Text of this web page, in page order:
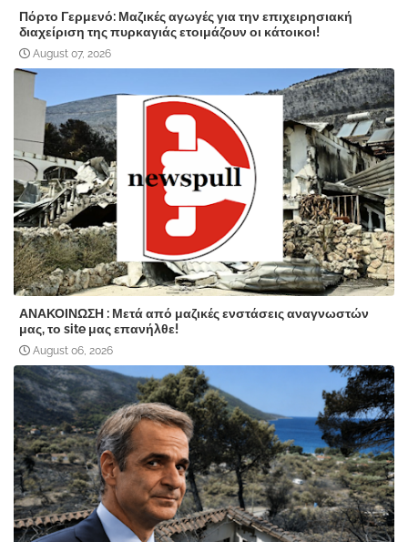
Πόρτο Γερμενό: Μαζικές αγωγές για την επιχειρησιακή
διαχείριση της πυρκαγιάς ετοιμάζουν οι κάτοικοι!
August 07, 2026
ΑΝΑΚΟΙΝΩΣΗ : Μετά από μαζικές ενστάσεις αναγνωστών
μας, το site μας επανήλθε!
August 06, 2026